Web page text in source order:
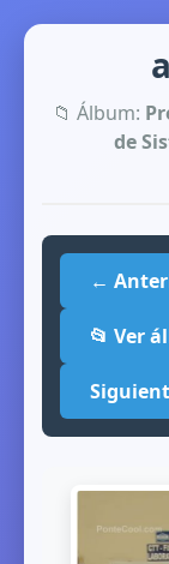
📁 Álbum:
de
←
📂 Ver